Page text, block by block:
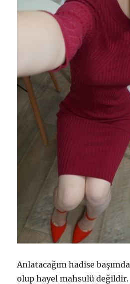
Anlatacağım hadise
olup hayel mahsulü